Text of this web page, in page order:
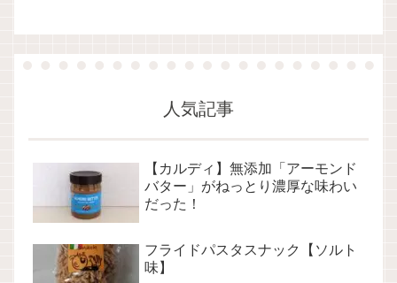
人気記事
【カルディ】無添加「アーモンド
バター」がねっとり濃厚な味わい
だった！
フライドパスタスナック【ソルト
味】